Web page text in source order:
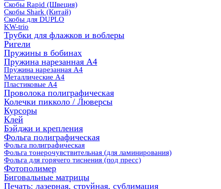
Скобы Rapid (Швеция)
Скобы Shark (Китай)
Скобы для DUPLO
KW-trio
Трубки для флажков и воблеры
Ригели
Пружины в бобинах
Пружина нарезанная А4
Пружина нарезанная А4
Металлические А4
Пластиковые А4
Проволока полиграфическая
Колечки пикколо / Люверсы
Курсоры
Клей
Бэйджи и крепления
Фольга полиграфическая
Фольга полиграфическая
Фольга тонерочувствительная (для ламинирования)
Фольга для горячего тиснения (под пресс)
Фотополимер
Биговальные матрицы
Печать: лазерная, струйная, сублимация